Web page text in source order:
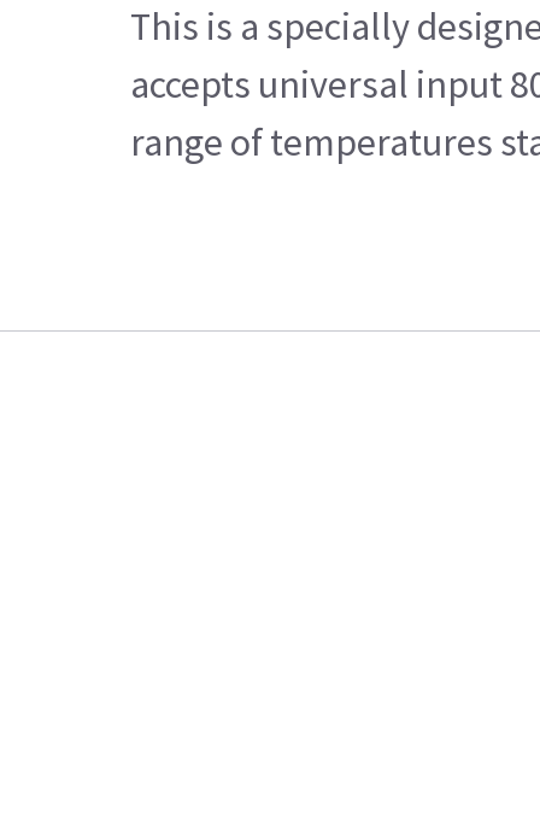
This is a specially
accepts universal input
range of temperatures